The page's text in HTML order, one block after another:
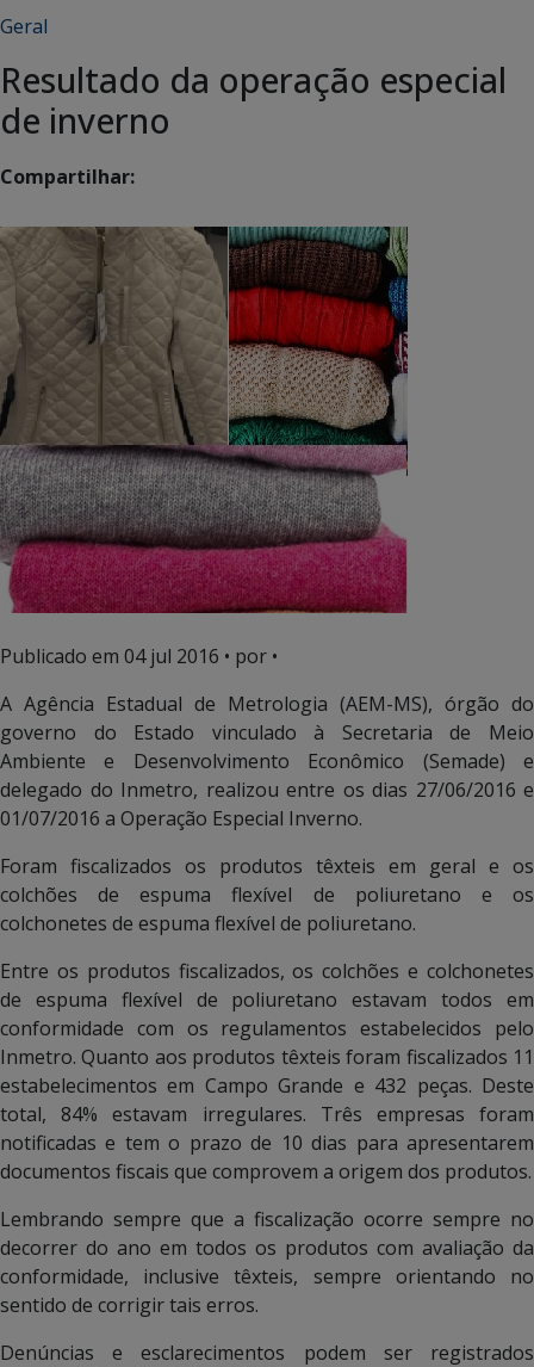
Geral
Resultado da operação especial
de inverno
Compartilhar:
Publicado em 04 jul 2016 • por •
A Agência Estadual de Metrologia (AEM-MS), órgão do
governo do Estado vinculado à Secretaria de Meio
Ambiente e Desenvolvimento Econômico (Semade) e
delegado do Inmetro, realizou entre os dias 27/06/2016 e
01/07/2016 a Operação Especial Inverno.
Foram fiscalizados os produtos têxteis em geral e os
colchões de espuma flexível de poliuretano e os
colchonetes de espuma flexível de poliuretano.
Entre os produtos fiscalizados, os colchões e colchonetes
de espuma flexível de poliuretano estavam todos em
conformidade com os regulamentos estabelecidos pelo
Inmetro. Quanto aos produtos têxteis foram fiscalizados 11
estabelecimentos em Campo Grande e 432 peças. Deste
total, 84% estavam irregulares. Três empresas foram
notificadas e tem o prazo de 10 dias para apresentarem
documentos fiscais que comprovem a origem dos produtos.
Lembrando sempre que a fiscalização ocorre sempre no
decorrer do ano em todos os produtos com avaliação da
conformidade, inclusive têxteis, sempre orientando no
sentido de corrigir tais erros.
Denúncias e esclarecimentos podem ser registrados